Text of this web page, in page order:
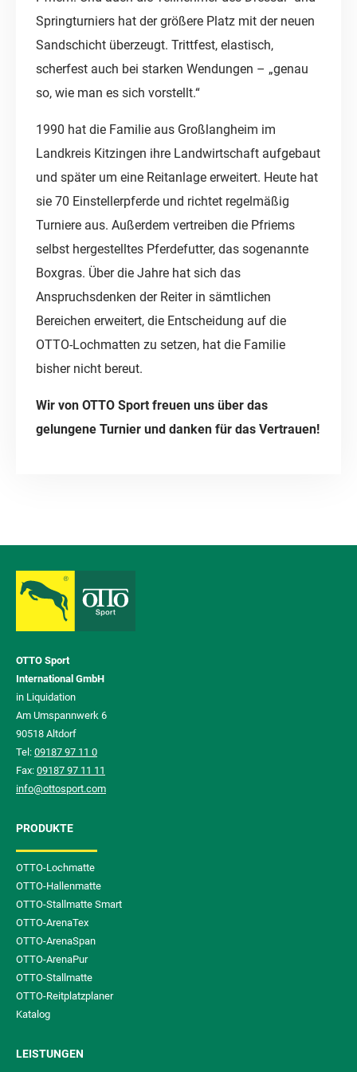
Springturniers hat der größere Platz mit der neuen
Sandschicht überzeugt. Trittfest, elastisch,
scherfest auch bei starken Wendungen – „genau
so, wie man es sich vorstellt.“
1990 hat die Familie aus Großlangheim im
Landkreis Kitzingen ihre Landwirtschaft aufgebaut
und später um eine Reitanlage erweitert. Heute hat
sie 70 Einstellerpferde und richtet regelmäßig
Turniere aus. Außerdem vertreiben die Pfriems
selbst hergestelltes Pferdefutter, das sogenannte
Boxgras. Über die Jahre hat sich das
Anspruchsdenken der Reiter in sämtlichen
Bereichen erweitert, die Entscheidung auf die
OTTO-Lochmatten zu setzen, hat die Familie
bisher nicht bereut.
Wir von OTTO Sport freuen uns über das
gelungene Turnier und danken für das Vertrauen!
OTTO Sport
International GmbH
in Liquidation
Am Umspannwerk 6
90518 Altdorf
Tel: 09187 97 11 0
Fax: 09187 97 11 11
info@ottosport.com
PRODUKTE
OTTO-Lochmatte
OTTO-Hallenmatte
OTTO-Stallmatte Smart
OTTO-ArenaTex
OTTO-ArenaSpan
OTTO-ArenaPur
OTTO-Stallmatte
OTTO-Reitplatzplaner
Katalog
LEISTUNGEN